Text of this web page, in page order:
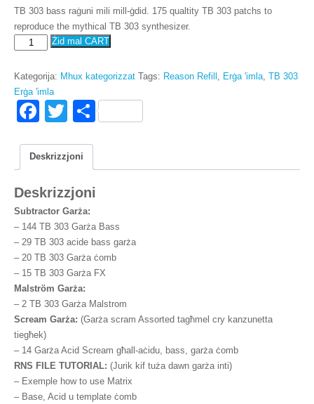
TB 303 bass raġuni mili mill-ġdid. 175 qualtity TB 303 patchs to
reproduce the mythical TB 303 synthesizer.
Bass
Raġuni
Erġa
'imla
Żid mal CART
Kategorija: Mhux kategorizzat Tags: Reason Refill Erġa 'imla TB 303
Erġa 'imla
F
c
b
o
o
k
T
tt
S
e
Deskrizzjoni
Deskrizzjoni
Subtractor Garża:
–144 TB 303 Garża Bass
–29 TB 303 acide bass garża
–20 TB 303 Garża ċomb
–15 TB 303 Garża FX
Malström Garża:
–2 TB 303 Garża Malstrom
Scream Garża: (Garża scram Assorted tagħmel cry kanzunetta
tiegħek)
–14 Garża Acid Scream għall-aċidu, bass, garża ċomb
RNS FILE TUTORIAL: (Jurik kif tuża dawn garża inti)
– Exemple how to use Matrix
– Base , Acid u template ċomb